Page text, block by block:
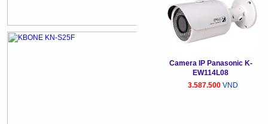
Camera IP Panasonic K-
EW114L08
3.587.500 VND